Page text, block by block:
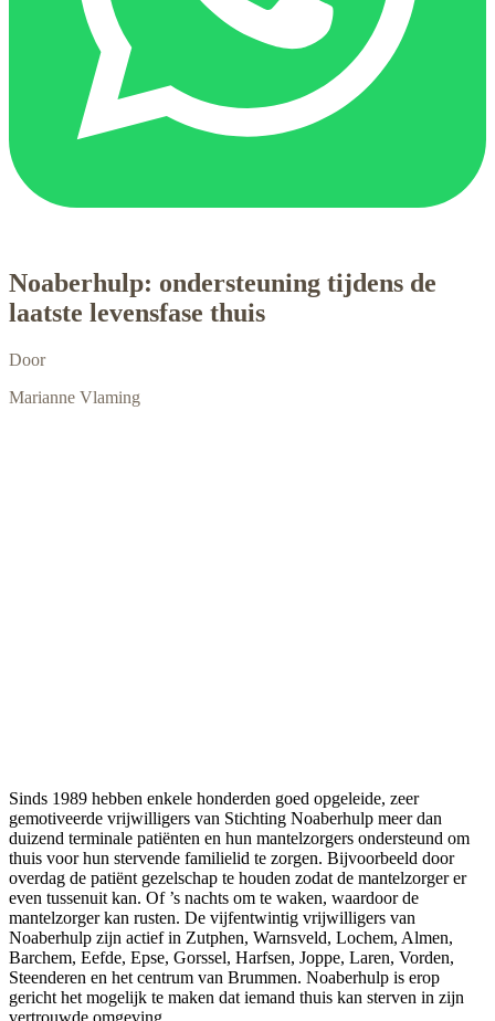
Noaberhulp: ondersteuning tijdens de
laatste levensfase thuis
Door
Marianne Vlaming
Sinds 1989 hebben enkele honderden goed opgeleide, zeer
gemotiveerde vrijwilligers van Stichting Noaberhulp meer dan
duizend terminale patiënten en hun mantelzorgers ondersteund om
thuis voor hun stervende familielid te zorgen. Bijvoorbeeld door
overdag de patiënt gezelschap te houden zodat de mantelzorger er
even tussenuit kan. Of ’s nachts om te waken, waardoor de
mantelzorger kan rusten. De vijfentwintig vrijwilligers van
Noaberhulp zijn actief in Zutphen, Warnsveld, Lochem, Almen,
Barchem, Eefde, Epse, Gorssel, Harfsen, Joppe, Laren, Vorden,
Steenderen en het centrum van Brummen. Noaberhulp is erop
gericht het mogelijk te maken dat iemand thuis kan sterven in zijn
vertrouwde omgeving.